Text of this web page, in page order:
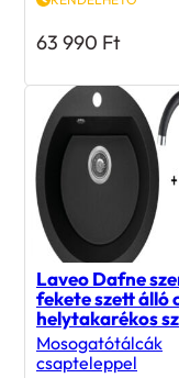
63 990 Ft
Laveo Dafne
fekete szett álló
helytakarékos
Mosogatótálcák
csapteleppel